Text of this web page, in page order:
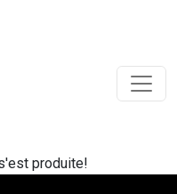
produite!